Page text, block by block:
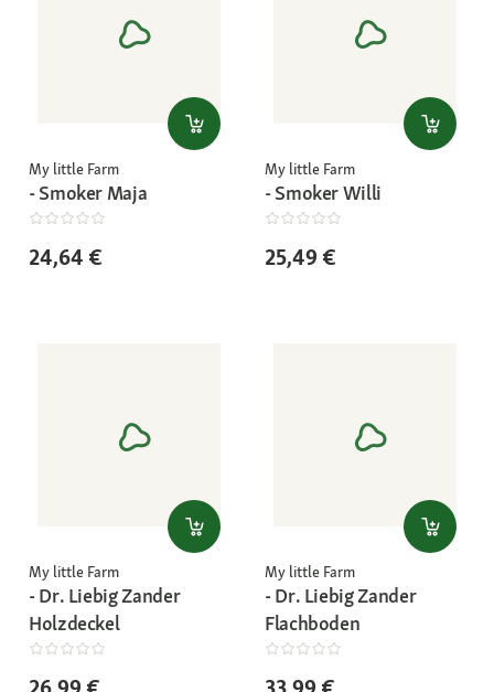
My little Farm
- Smoker Maja
24,64 €
My little Farm
- Smoker Willi
25,49 €
My little Farm
- Dr. Liebig Zander
Holzdeckel
My little Farm
- Dr. Liebig Zander
Flachboden